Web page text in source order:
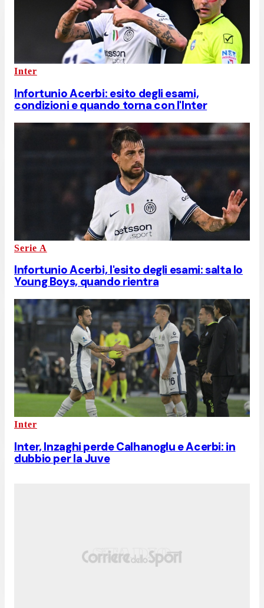
Inter
Infortunio Acerbi: esito degli esami,
condizioni e quando torna con l'Inter
Serie A
Infortunio Acerbi, l'esito degli esami: salta lo
Young Boys, quando rientra
Inter
Inter, Inzaghi perde Calhanoglu e Acerbi: in
dubbio per la Juve